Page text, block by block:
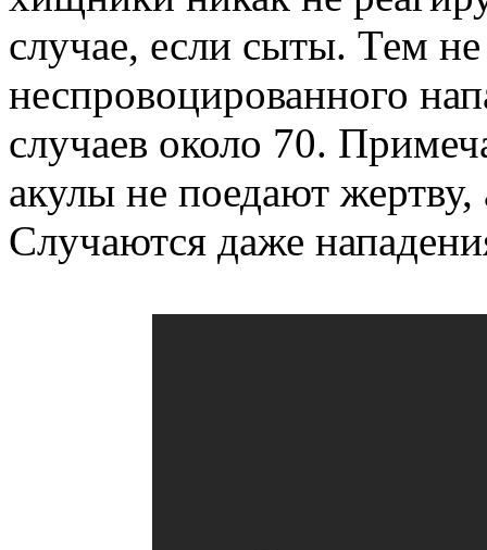
случае, если сыты. Тем
неспровоцированного
случаев около 70.
акулы не поедают
Случаются даже